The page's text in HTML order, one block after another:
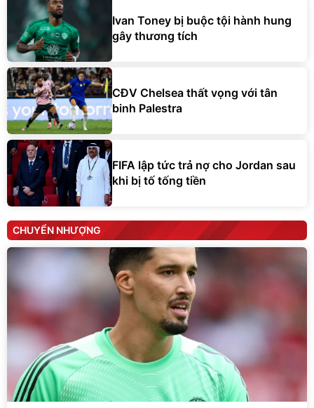
Ivan Toney bị buộc tội hành hung
gây thương tích
CĐV Chelsea thất vọng với tân
binh Palestra
FIFA lập tức trả nợ cho Jordan sau
khi bị tố tống tiền
CHUYỂN NHƯỢNG